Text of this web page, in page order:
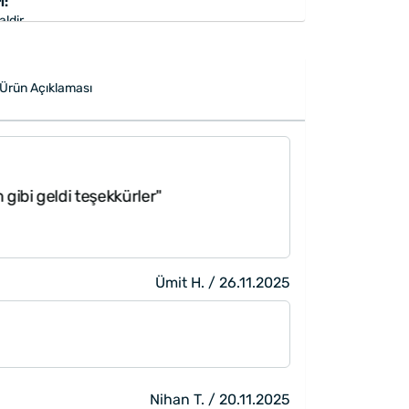
yapılarak gönderilmektedir.
Ürün Açıklaması
gibi geldi teşekkürler"
Ümit H. / 26.11.2025
Nihan T. / 20.11.2025